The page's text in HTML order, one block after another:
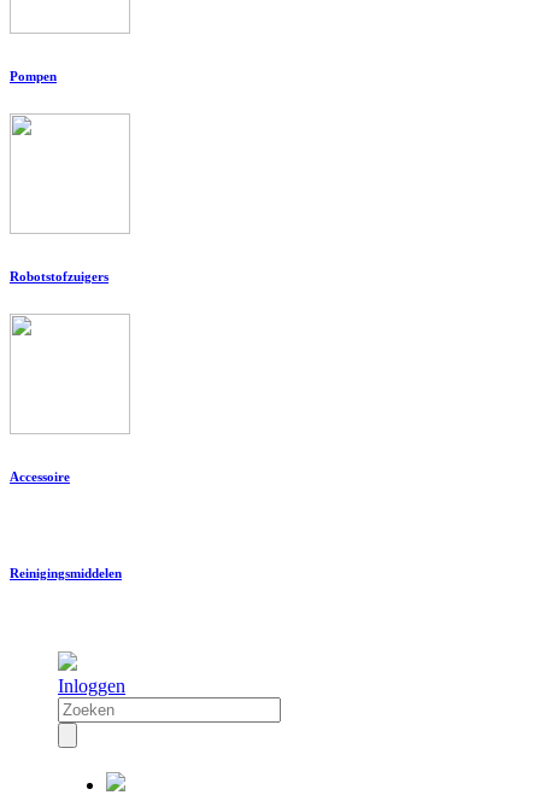
Pompen
Robotstofzuigers
Accessoire
Reinigingsmiddelen
Inloggen